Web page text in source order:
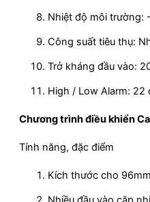
Nhiệt độ môi trường:
Công suất tiêu thụ:
Trở kháng đầu vào:
High / Low Alarm: 22
Chương trình điều khiển
Tính năng, đặc điểm
Kích thước cho